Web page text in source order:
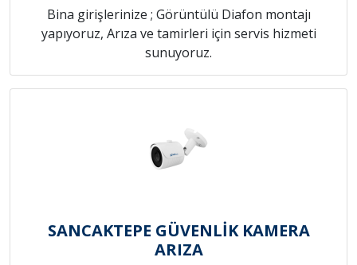
Bina girişlerinize ; Görüntülü Diafon montajı
yapıyoruz, Arıza ve tamirleri için servis hizmeti
sunuyoruz.
SANCAKTEPE GÜVENLİK KAMERA
ARIZA